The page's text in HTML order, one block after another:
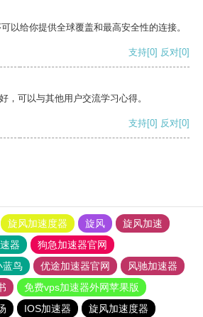
以给你提供全球覆盖和最高安全性的连接。
支持[0] 反对[0]
，可以与其他用户交流学习心得。
支持[0] 反对[0]
旋风加速度器 旋风
旋风加速
器
狗急加速器官网
蓝鸟 优途加速器官网
风驰加速器
免费vps加速器外网苹果版
IOS加速器 旋风加速度器